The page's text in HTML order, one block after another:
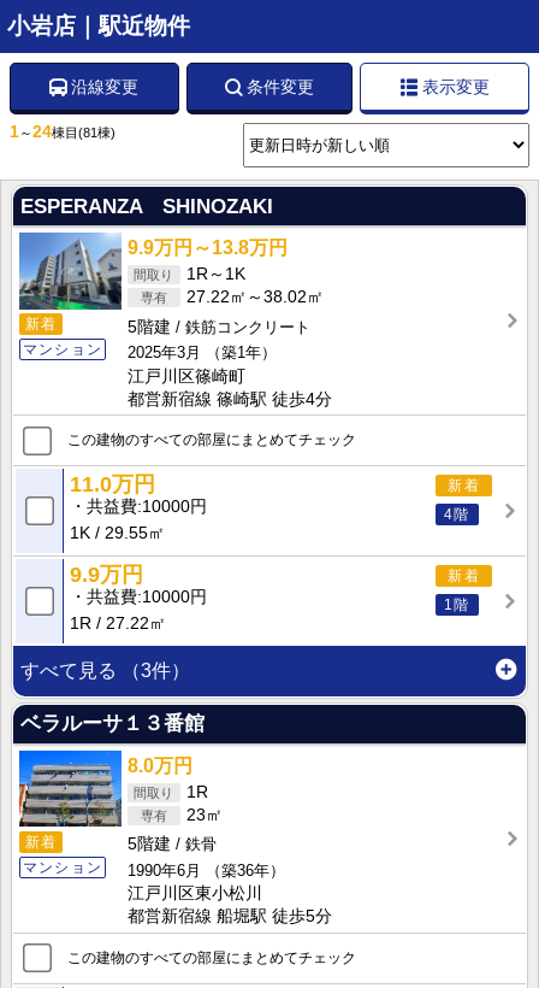
小岩店｜駅近物件
沿線変更 条件変更 表示変更
1～24棟目 (81棟)
ESPERANZA SHINOZAKI
新着
マンション
9.9万円～13.8万円
1R～1K
27.22㎡～38.02㎡
5階建
鉄筋コンクリート
2025年3月
（築1年）
江戸川区篠崎町
都営新宿線 篠崎駅 徒歩4分
この建物のすべての部屋にまとめてチェック
新着
4階
11.0万円
共益費 10000円
1K
29.55㎡
新着
1階
9.9万円
共益費 10000円
1R
27.22㎡
すべて見る （3件）
ベラルーサ１３番館
新着
マンション
8.0万円
1R
23㎡
5階建
鉄骨
1990年6月
（築36年）
江戸川区東小松川
都営新宿線 船堀駅 徒歩5分
この建物のすべての部屋にまとめてチェック